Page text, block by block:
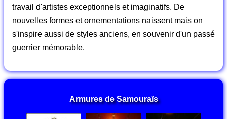
travail d'artistes exceptionnels et imaginatifs. De
nouvelles formes et ornementations naissent mais on
s'inspire aussi de styles anciens, en souvenir d'un passé
guerrier mémorable.
Armures de Samouraïs